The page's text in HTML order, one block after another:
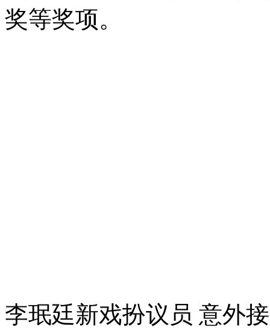
奖等奖项。
李珉廷新戏扮议员 意外